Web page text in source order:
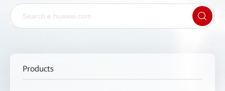
Products